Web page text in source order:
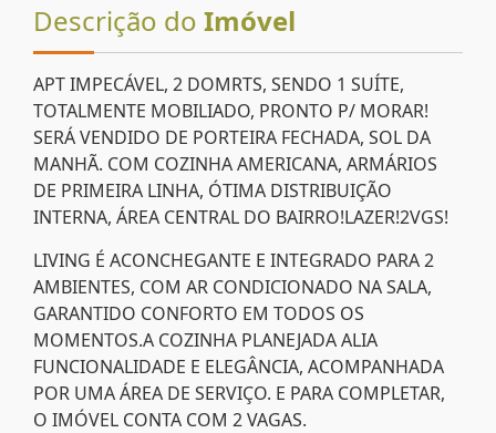
Descrição do Imóvel
APT IMPECÁVEL, 2 DOMRTS, SENDO 1 SUÍTE,
TOTALMENTE MOBILIADO, PRONTO P/ MORAR!
SERÁ VENDIDO DE PORTEIRA FECHADA, SOL DA
MANHÃ. COM COZINHA AMERICANA, ARMÁRIOS
DE PRIMEIRA LINHA, ÓTIMA DISTRIBUIÇÃO
INTERNA, ÁREA CENTRAL DO BAIRRO!LAZER!2VGS!
LIVING É ACONCHEGANTE E INTEGRADO PARA 2
AMBIENTES, COM AR CONDICIONADO NA SALA,
GARANTIDO CONFORTO EM TODOS OS
MOMENTOS.A COZINHA PLANEJADA ALIA
FUNCIONALIDADE E ELEGÂNCIA, ACOMPANHADA
POR UMA ÁREA DE SERVIÇO. E PARA COMPLETAR,
O IMÓVEL CONTA COM 2 VAGAS.